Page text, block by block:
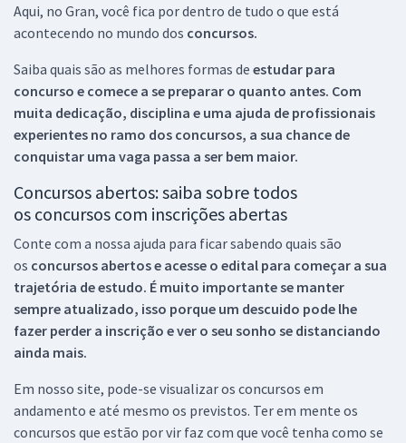
Aqui, no Gran, você fica por dentro de tudo o que está
acontecendo no mundo dos concursos.
Saiba quais são as melhores formas de estudar para
concurso e comece a se preparar o quanto antes. Com
muita dedicação, disciplina e uma ajuda de profissionais
experientes no ramo dos concursos, a sua chance de
conquistar uma vaga passa a ser bem maior.
Concursos abertos: saiba sobre todos
os concursos com inscrições abertas
Conte com a nossa ajuda para ficar sabendo quais são
os concursos abertos e acesse o edital para começar a sua
trajetória de estudo. É muito importante se manter
sempre atualizado, isso porque um descuido pode lhe
fazer perder a inscrição e ver o seu sonho se distanciando
ainda mais.
Em nosso site, pode-se visualizar os concursos em
andamento e até mesmo os previstos. Ter em mente os
concursos que estão por vir faz com que você tenha como se